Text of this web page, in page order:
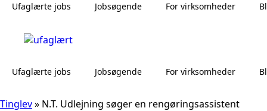
Ufaglærte jobs Jobsøgende For virksomheder
Ufaglærte jobs Jobsøgende For virksomheder
Tinglev» N.T. Udlejning søger en rengøringsassistent